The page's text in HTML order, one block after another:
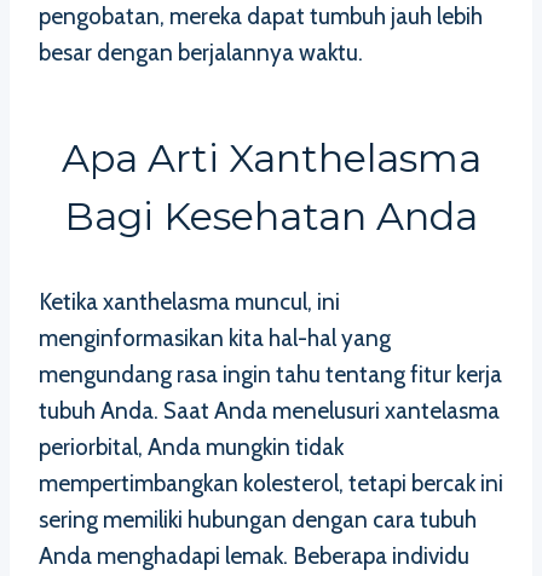
pengobatan, mereka dapat tumbuh jauh lebih
besar dengan berjalannya waktu.
Apa Arti Xanthelasma
Bagi Kesehatan Anda
Ketika xanthelasma muncul, ini
menginformasikan kita hal-hal yang
mengundang rasa ingin tahu tentang fitur kerja
tubuh Anda. Saat Anda menelusuri xantelasma
periorbital, Anda mungkin tidak
mempertimbangkan kolesterol, tetapi bercak ini
sering memiliki hubungan dengan cara tubuh
Anda menghadapi lemak. Beberapa individu